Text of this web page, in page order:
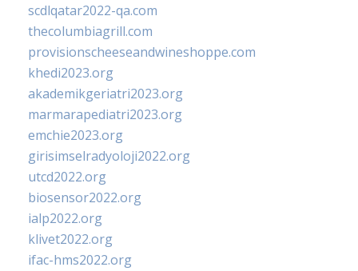
scdlqatar2022-qa.com
thecolumbiagrill.com
provisionscheeseandwineshoppe.com
khedi2023.org
akademikgeriatri2023.org
marmarapediatri2023.org
emchie2023.org
girisimselradyoloji2022.org
utcd2022.org
biosensor2022.org
ialp2022.org
klivet2022.org
ifac-hms2022.org